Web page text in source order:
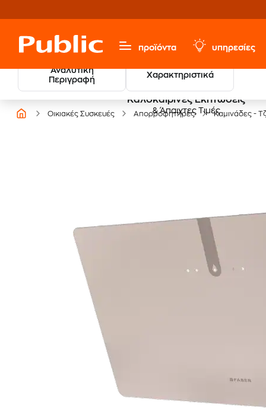
προϊόντα υπηρεσίες
Αναλυτική
Περιγραφή
Χαρακτηριστικά
Καλοκαιρινές Εκπτώσεις
& Άπαιχτες Τιμές
Οικιακές Συσκευές Απορροφητήρες Καμινάδες -